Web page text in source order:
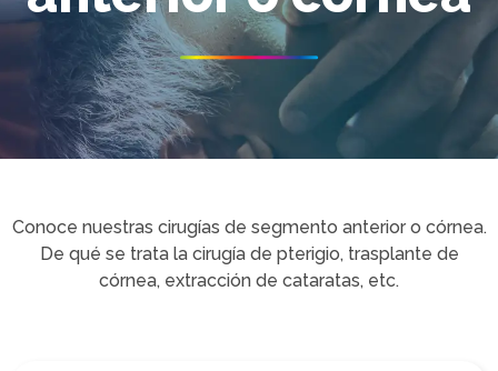
Conoce nuestras cirugías de segmento anterior o córnea.
De qué se trata la cirugía de pterigio, trasplante de
córnea, extracción de cataratas, etc.